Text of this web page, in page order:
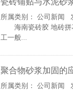
所属类别： 公司新闻
海南瓷砖胶 地砖拼
工一般...
聚合物砂浆加固的
所属类别： 公司新闻